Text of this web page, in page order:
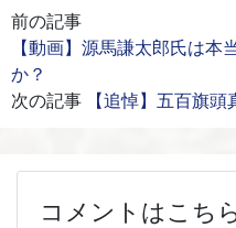
前の記事
【動画】源馬謙太郎氏は本
か？
次の記事
【追悼】五百旗頭
コメントはこち